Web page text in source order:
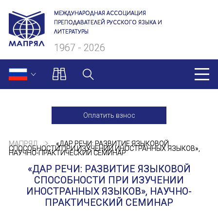
МЕЖДУНАРОДНАЯ АССОЦИАЦИЯ
ПРЕПОДАВАТЕЛЕЙ РУССКОГО ЯЗЫКА И
ЛИТЕРАТУРЫ
1967 - 2026
Оплатить взнос
О нас
Президиум
Ревизионная комиссия
Секретариат
МАПРЯЛ «ДАР РЕЧИ: РАЗВИТИЕ ЯЗЫКОВОЙ
СПОСОБНОСТИ ПРИ ИЗУЧЕНИИ ИНОСТРАННЫХ ЯЗЫКОВ»,
НАУЧНО-ПРАКТИЧЕСКИЙ СЕМИНАР
«ДАР РЕЧИ: РАЗВИТИЕ ЯЗЫКОВОЙ
СПОСОБНОСТИ ПРИ ИЗУЧЕНИИ
ИНОСТРАННЫХ ЯЗЫКОВ», НАУЧНО-
ПРАКТИЧЕСКИЙ СЕМИНАР